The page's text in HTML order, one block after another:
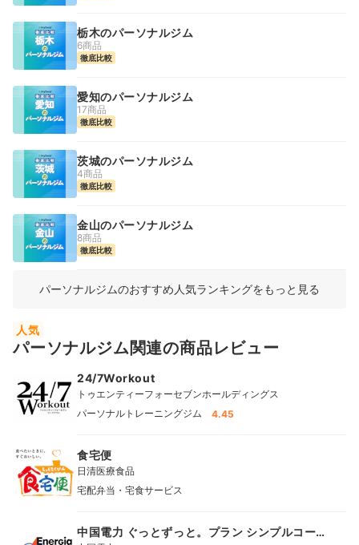
栃木のパーソナルジム
6商品
徹底比較
愛知のパーソナルジム
17商品
徹底比較
茨城のパーソナルジム
4商品
徹底比較
金山のパーソナルジム
8商品
徹底比較
パーソナルジムのおすすめ人気ランキングをもっと見る
人気
パーソナルジム関連の商品レビュー
24/7Workout
トゥエンティーフォーセブンホールディングス
パーソナルトレーニングジム
4.45
食宅便
日清医療食品
宅配弁当・宅食サービス
中国電力 ぐっとずっと。プラン シンプルコー